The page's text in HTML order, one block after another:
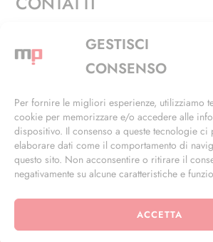
GESTISCI
CONSENSO
Per fornire le migliori esperienze, utilizziamo
cookie per memorizzare e/o accedere alle
dispositivo. Il consenso a queste tecnologie ci
elaborare dati come il comportamento di
questo sito. Non acconsentire o ritirare il
negativamente su alcune caratteristiche e
ACCETTA
Via Alfieri, 27 - Trezzano Sul
+39 02 4846 3155
info@masterphil.it